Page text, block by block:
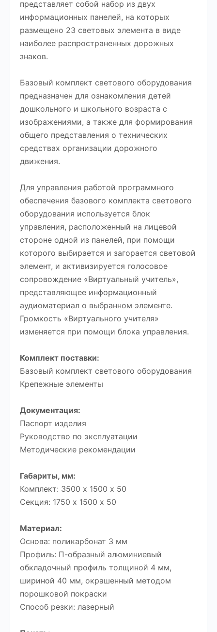
представляет собой набор из двух
информационных панелей, на которых
размещено 23 световых элемента в виде
наиболее распространенных дорожных
знаков.
Базовый комплект светового оборудования
предназначен для ознакомления детей
дошкольного и школьного возраста с
изображениями, а также для формирования
общего представления о технических
средствах организации дорожного
движения.
Для управления работой программного
обеспечения базового комплекта светового
оборудования используется блок
управления, расположенный на лицевой
стороне одной из панелей, при помощи
которого выбирается и загорается световой
элемент, и активизируется голосовое
сопровождение «Виртуальный учитель»,
представляющее информационный
аудиоматериал о выбранном элементе.
Громкость «Виртуального учителя»
изменяется при помощи блока управления.
Комплект поставки:
Базовый комплект светового оборудования
Крепежные элементы
Документация:
Паспорт изделия
Руководство по эксплуатации
Методические рекомендации
Габариты, мм:
Комплект: 3500 х 1500 х 50
Секция: 1750 х 1500 х 50
Материал:
Основа: поликарбонат 3 мм
Профиль: П-образный алюминиевый
обкладочный профиль толщиной 4 мм,
шириной 40 мм, окрашенный методом
порошковой покраски
Способ резки: лазерный